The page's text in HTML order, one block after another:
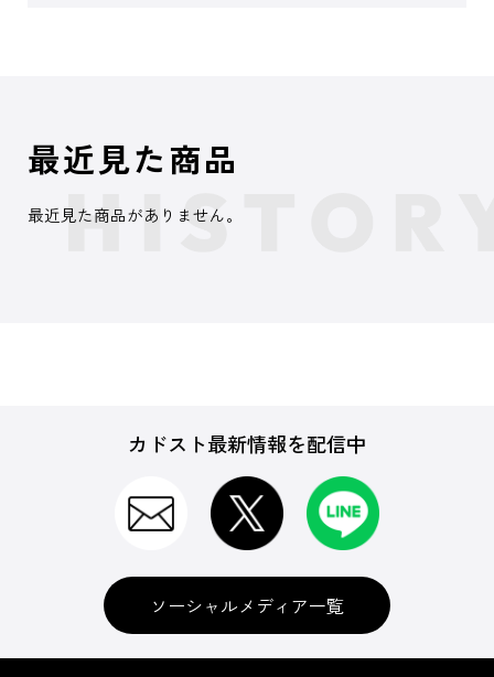
最近見た商品
最近見た商品がありません。
カドスト最新情報を配信中
ソーシャルメディア一覧